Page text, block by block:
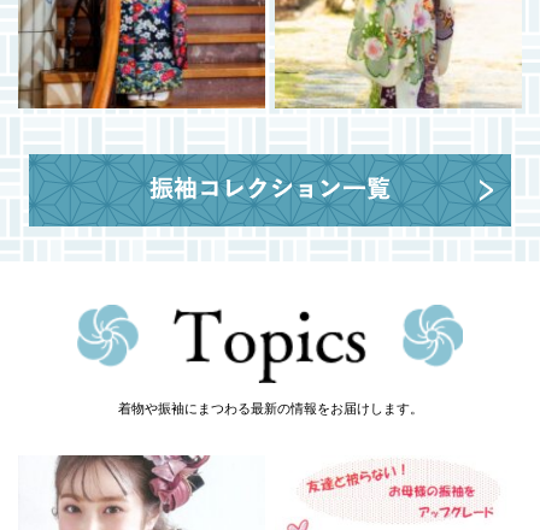
着物や振袖にまつわる最新の情報をお届けします。